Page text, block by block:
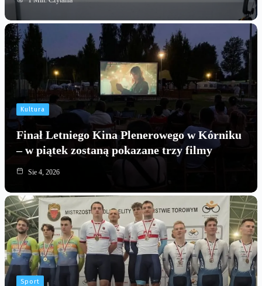
Kultura
Finał Letniego Kina Plenerowego w Kórniku
– w piątek zostaną pokazane trzy filmy
Sie 4, 2026
Sport